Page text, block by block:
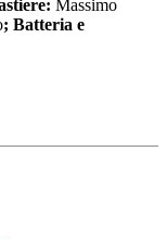
Massimo
; Batteria e